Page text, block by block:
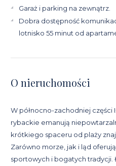
Garaż i parking na zewnątrz.
Dobra dostępność
lotnisko 55 minut od
O nieruchomości
W północno-zachodniej części
rybackie emanują
krótkiego spaceru od plaży
Zarówno morze, jak i ląd
sportowych i bogatych tradycji.